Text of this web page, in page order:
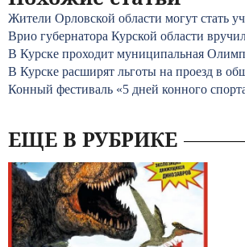
Жители Орловской области могут стать
Врио губернатора Курской области
В Курске проходит муниципальная
В Курске расширят льготы на проезд в
Конный фестиваль «5 дней конного
ЕЩЕ В РУБРИКЕ